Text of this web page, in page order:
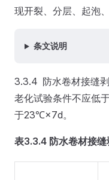
现开裂、分层、起泡
条文说明
3.3.4 防水卷材接缝
老化试验条件不应低
于23℃×7d。
表3.3.4 防水卷材接